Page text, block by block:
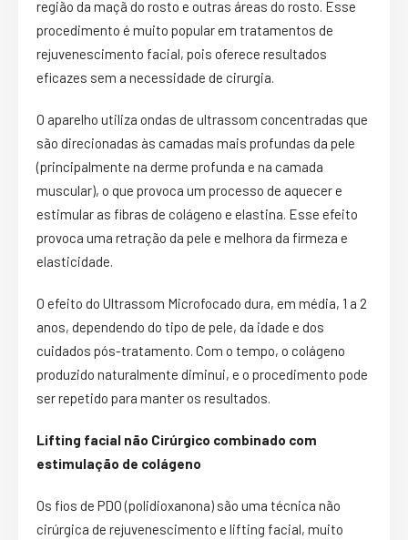
região da maçã do rosto e outras áreas do rosto. Esse
procedimento é muito popular em tratamentos de
rejuvenescimento facial, pois oferece resultados
eficazes sem a necessidade de cirurgia.
O aparelho utiliza ondas de ultrassom concentradas que
são direcionadas às camadas mais profundas da pele
(principalmente na derme profunda e na camada
muscular), o que provoca um processo de aquecer e
estimular as fibras de colágeno e elastina. Esse efeito
provoca uma retração da pele e melhora da firmeza e
elasticidade.
O efeito do Ultrassom Microfocado dura, em média, 1 a 2
anos, dependendo do tipo de pele, da idade e dos
cuidados pós-tratamento. Com o tempo, o colágeno
produzido naturalmente diminui, e o procedimento pode
ser repetido para manter os resultados.
Lifting facial não Cirúrgico combinado com
estimulação de colágeno
Os fios de PDO (polidioxanona) são uma técnica não
cirúrgica de rejuvenescimento e lifting facial, muito